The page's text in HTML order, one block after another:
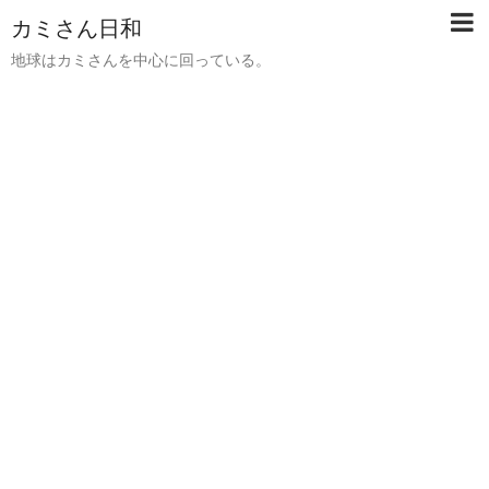
カミさん日和
地球はカミさんを中心に回っている。